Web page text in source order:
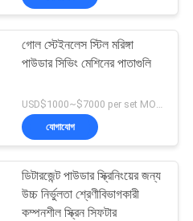
গোল স্টেইনলেস স্টিল মরিঙ্গা
পাউডার সিভিং মেশিনের পাতাগুলি
যোগাযোগ
ডিটারজেন্ট পাউডার স্ক্রিনিংয়ের জন্য
উচ্চ নির্ভুলতা শ্রেণীবিভাগকারী
কম্পনশীল স্ক্রিন সিফটার